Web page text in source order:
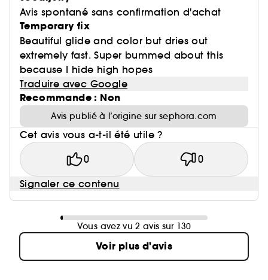
Avis spontané sans confirmation d'achat
Temporary fix
Beautiful glide and color but dries out
extremely fast. Super bummed about this
because I hide high hopes
Traduire avec Google
Recommande : Non
Avis publié à l’origine sur sephora.com
Cet avis vous a-t-il été utile ?
0 0
Signaler ce contenu
Vous avez vu 2 avis sur 130
Voir plus d'avis